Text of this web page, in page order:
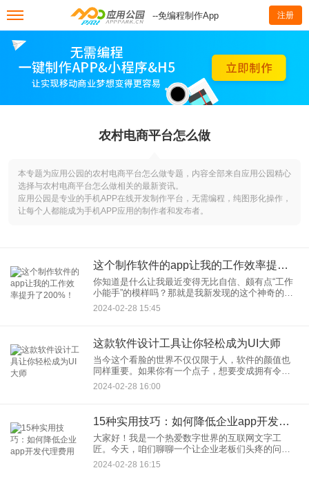
--免编程制作App 注册
农村电商平台怎么做
本专题为应用公园的农村电商平台怎么做专题，内容全部来自应用公园精心
选择与农村电商平台怎么做相关的最新资讯。
应用公园是专业的手机APP在线开发制作平台，无需编程，纯图形化操作，
让每个人都能成为手机APP应用的制作者和发布者。
这个制作软件的app让我的工作效率提升了200%！
你知道是什么让我最近变得无比自信、颇有点“工作
小能手”的模样吗？那就是我新发现的这个神奇的制
作软件的app，它像是一杯浓郁的速溶咖啡，瞬间让
我的工作效率飙升200%！
2024-02-28 15:45
这款软件设计工具让你轻松成为UI大师
当今这个看脸的世界不仅仅限于人，软件的颜值也
同样重要。如果你有一个点子，想要变成拥有令人
眼前一亮的界面的APP，那你绝对不能错过今天我
要介绍的这款神器，这款软件设计工具简直是让你
2024-02-28 16:00
15种实用技巧：如何降低企业app开发代理费用
大家好！我是一个热爱数字世界的互联网文字工
匠。今天，咱们聊聊一个让企业老板们头疼的问题
——怎样才能降低企业app开发代理费用呢？别急，
老夫这里有15招高招，助你一臂之力！
2024-02-28 16:15